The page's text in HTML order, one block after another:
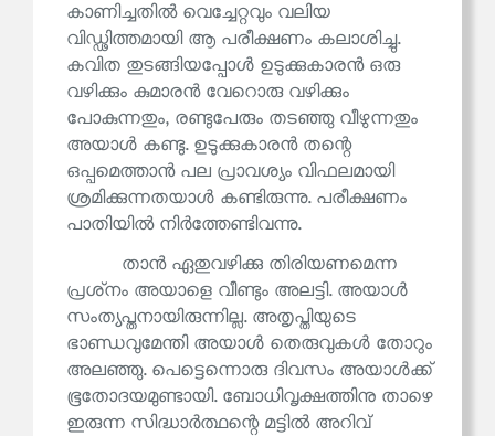
കാണിച്ചതിൽ വെച്ചേറ്റവും വലിയ
വിഡ്ഢിത്തമായി ആ പരീക്ഷണം കലാശിച്ചു.
കവിത തുടങ്ങിയപ്പോൾ ഉടുക്കുകാരൻ ഒരു
വഴിക്കും കുമാരൻ വേറൊരു വഴിക്കും
പോകുന്നതും, രണ്ടുപേരും തടഞ്ഞു വീഴുന്നതും
അയാൾ കണ്ടു. ഉടുക്കുകാരൻ തന്റെ
ഒപ്പമെത്താൻ പല പ്രാവശ്യം വിഫലമായി
ശ്രമിക്കുന്നതയാൾ കണ്ടിരുന്നു. പരീക്ഷണം
പാതിയിൽ നിർത്തേണ്ടിവന്നു.
താൻ ഏതുവഴിക്കു തിരിയണമെന്ന
പ്രശ്‌നം അയാളെ വീണ്ടും അലട്ടി. അയാൾ
സംത്യപ്തനായിരുന്നില്ല. അതൃപ്തിയുടെ
ഭാണ്ഡവുമേന്തി അയാൾ തെരുവുകൾ തോറും
അലഞ്ഞു. പെട്ടെന്നൊരു ദിവസം അയാൾക്ക്
ഭൂതോദയമുണ്ടായി. ബോധിവൃക്ഷത്തിനു താഴെ
ഇരുന്ന സിദ്ധാർത്ഥന്റെ മട്ടിൽ അറിവ്